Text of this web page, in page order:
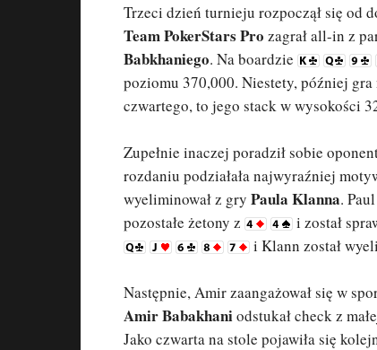
Trzeci dzień turnieju rozpoczął się od
Team PokerStars Pro zagrał all-in z
Babkhaniego. Na boardzie
poziomu 370,000. Niestety, później
czwartego, to jego stack w wysokości
Zupełnie inaczej poradził sobie
rozdaniu podziałała najwyraźniej
wyeliminował z gry Paula Klanna.
pozostałe żetony z
i został
i Klann został
Następnie, Amir zaangażował się w
Amir Babakhaniodstukał check z
Jako czwarta na stole pojawiła się